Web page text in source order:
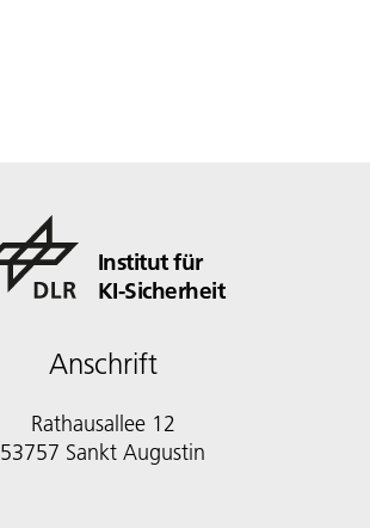
Institut für
KI-Sicherheit
Anschrift
Rathausallee 12
53757 Sankt Augustin